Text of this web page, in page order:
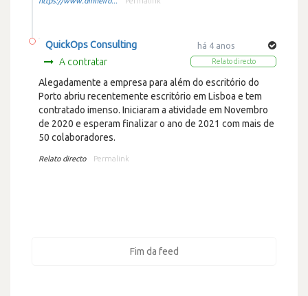
há 4 anos
Relato directo
QuickOps Consulting
A contratar
Alegadamente a empresa para além do escritório do
Porto abriu recentemente escritório em Lisboa e tem
contratado imenso. Iniciaram a atividade em Novembro
de 2020 e esperam finalizar o ano de 2021 com mais de
50 colaboradores.
Relato directo Permalink
Fim da feed